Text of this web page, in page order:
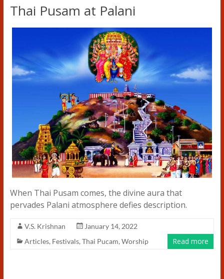
Thai Pusam at Palani
When Thai Pusam comes, the divine aura that
pervades Palani atmosphere defies description.
V.S. Krishnan
January 14, 2022
Articles, Festivals, Thai Pucam, Worship Read more